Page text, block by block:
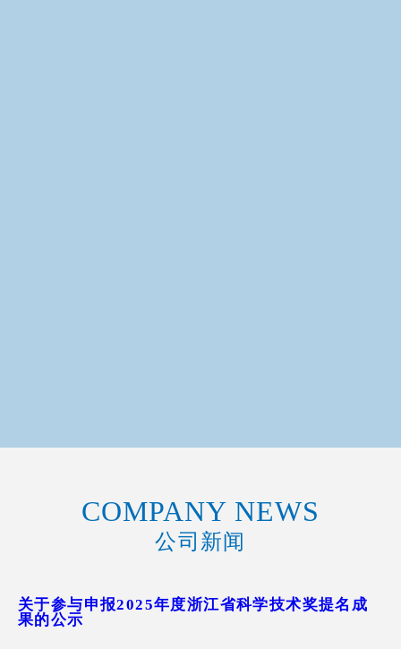
COMPANY NEWS
公司新闻
关于参与申报2025年度浙江省科学技术奖提名成
果的公示